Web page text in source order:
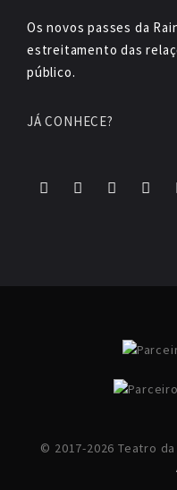
Os novos passes da
estreitamento das
público.
JÁ CONHECE?
© 2017-2026 Teatro